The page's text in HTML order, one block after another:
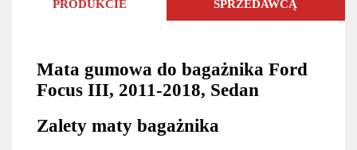
PRODUKCIE
SPRZEDAWCĄ
Mata gumowa do bagażnika Ford
Focus III, 2011-2018, Sedan
Zalety maty bagażnika